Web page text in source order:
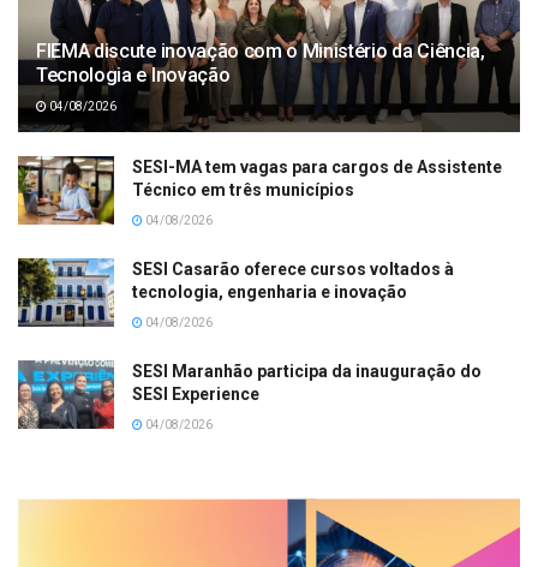
FIEMA discute inovação com o Ministério da Ciência,
Tecnologia e Inovação
04/08/2026
SESI-MA tem vagas para cargos de Assistente
Técnico em três municípios
04/08/2026
SESI Casarão oferece cursos voltados à
tecnologia, engenharia e inovação
04/08/2026
SESI Maranhão participa da inauguração do
SESI Experience
04/08/2026